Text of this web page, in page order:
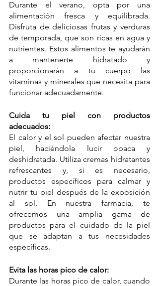
Durante el verano, opta por una
alimentación fresca y equilibrada.
Disfruta de deliciosas frutas y verduras
de temporada, que son ricas en agua y
nutrientes. Estos alimentos te ayudarán
a mantenerte hidratado y
proporcionarán a tu cuerpo las
vitaminas y minerales que necesita para
funcionar adecuadamente.
Cuida tu piel con productos
adecuados:
El calor y el sol pueden afectar nuestra
piel, haciéndola lucir opaca y
deshidratada. Utiliza cremas hidratantes
refrescantes y, si es necesario,
productos específicos para calmar y
nutrir tu piel después de la exposición
al sol. En nuestra farmacia, te
ofrecemos una amplia gama de
productos para el cuidado de la piel
que se adaptan a tus necesidades
específicas.
Evita las horas pico de calor:
Durante las horas pico de calor, cuando